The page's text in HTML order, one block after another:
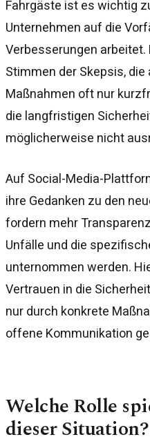
Fahrgäste ist es wichtig
Unternehmen auf die
Verbesserungen arbeitet.
Stimmen der Skepsis,
Maßnahmen oft nur
die langfristigen
möglicherweise nicht
Auf Social-Media-
ihre Gedanken zu den
fordern mehr
Unfälle und die
unternommen werden.
Vertrauen in die
nur durch konkrete
offene Kommunikation
Welche Rolle
dieser Situation?